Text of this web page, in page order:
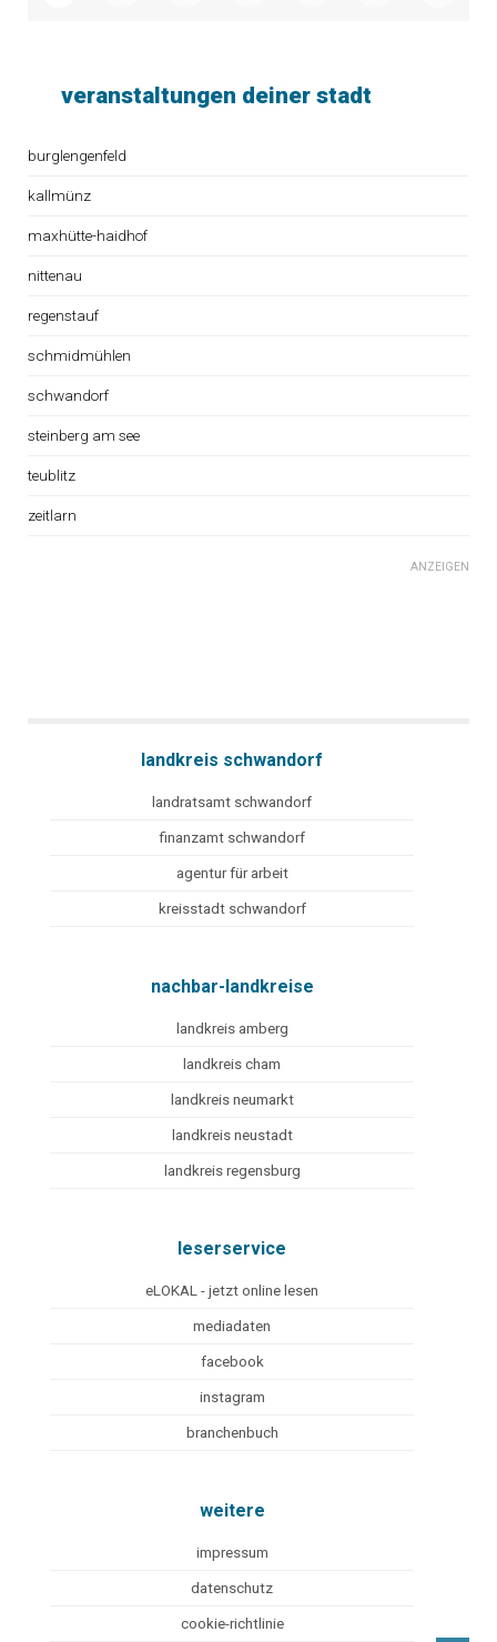
veranstaltungen deiner stadt
burglengenfeld
kallmünz
maxhütte-haidhof
nittenau
regenstauf
schmidmühlen
schwandorf
steinberg am see
teublitz
zeitlarn
ANZEIGEN
landkreis schwandorf
landratsamt schwandorf
finanzamt schwandorf
agentur für arbeit
kreisstadt schwandorf
nachbar-landkreise
landkreis amberg
landkreis cham
landkreis neumarkt
landkreis neustadt
landkreis regensburg
leserservice
eLOKAL - jetzt online lesen
mediadaten
facebook
instagram
branchenbuch
weitere
impressum
datenschutz
cookie-richtlinie